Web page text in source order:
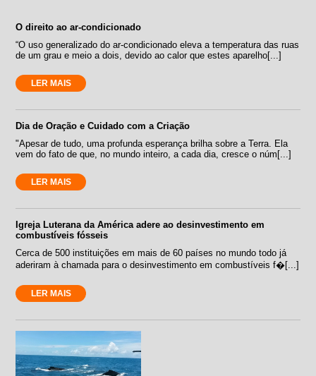
O direito ao ar-condicionado
“O uso generalizado do ar-condicionado eleva a temperatura das ruas
de um grau e meio a dois, devido ao calor que estes aparelho[...]
LER MAIS
Dia de Oração e Cuidado com a Criação
"Apesar de tudo, uma profunda esperança brilha sobre a Terra. Ela
vem do fato de que, no mundo inteiro, a cada dia, cresce o núm[...]
LER MAIS
Igreja Luterana da América adere ao desinvestimento em
combustíveis fósseis
Cerca de 500 instituições em mais de 60 países no mundo todo já
aderiram à chamada para o desinvestimento em combustíveis f�[...]
LER MAIS